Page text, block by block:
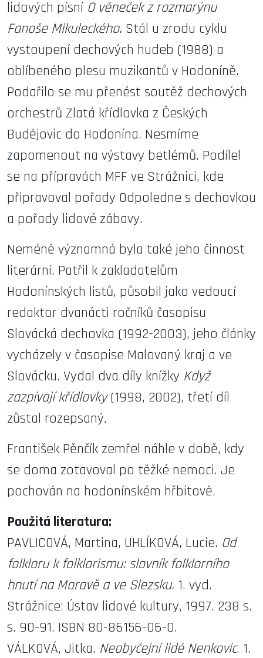
lidových písní O věneček z rozmarýnu
Fanoše Mikuleckého. Stál u zrodu cyklu
vystoupení dechových hudeb (1988) a
oblíbeného plesu muzikantů v Hodoníně.
Podařilo se mu přenést soutěž dechových
orchestrů Zlatá křídlovka z Českých
Budějovic do Hodonína. Nesmíme
zapomenout na výstavy betlémů. Podílel
se na přípravách MFF ve Strážnici, kde
připravoval pořady Odpoledne s dechovkou
a pořady lidové zábavy.
Neméně významná byla také jeho činnost
literární. Patřil k zakladatelům
Hodonínských listů, působil jako vedoucí
redaktor dvanácti ročníků časopisu
Slovácká dechovka (1992-2003), jeho články
vycházely v časopise Malovaný kraj a ve
Slovácku. Vydal dva díly knížky Když
zazpívají křídlovky(1998, 2002), třetí díl
zůstal rozepsaný.
František Pěnčík zemřel náhle v době, kdy
se doma zotavoval po těžké nemoci. Je
pochován na hodonínském hřbitově.
Použitá literatura:
PAVLICOVÁ, Martina, UHLÍKOVÁ, Lucie. Od
folkloru k folklorismu: slovník folklorního
hnutí na Moravě a ve Slezsku. 1. vyd.
Strážnice: Ústav lidové kultury, 1997. 238 s.
s. 90-91. ISBN 80-86156-06-0.
VÁLKOVÁ, Jitka. Neobyčejní lidé Nenkovic. 1.